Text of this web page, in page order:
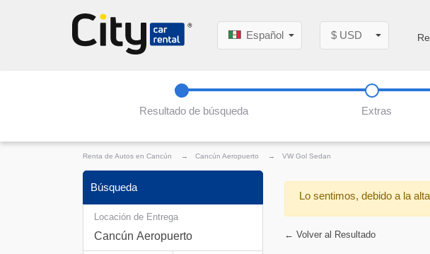
Español $ USD
Resultado de búsqueda Extras
Renta de Autos en Cancún → Cancún Aeropuerto → VW Gol Sedan
Búsqueda
Locación de Entrega
Lo sentimos, debido a la
← Volver al Resultado